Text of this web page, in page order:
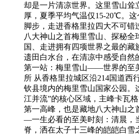
却是一片清凉世界。这里雪山耸
厚，夏季平均气温仅15-20℃。
脚步，走进香格里拉四大不可
八大神山之首梅里雪山、探秘全
国、走进拥有四项世界之最的藏
遗田白水台，在清凉中感受自然
第一站：梅里雪山——世界的至
所 从香格里拉城区沿214国道西
钦县境内的梅里雪山国家公园。
江并流”的核心区域，主峰卡瓦
第一高峰，也是藏地八大神山
—一生必看的至美时刻：清晨，
脊，洒在太子十三峰的皑皑白雪